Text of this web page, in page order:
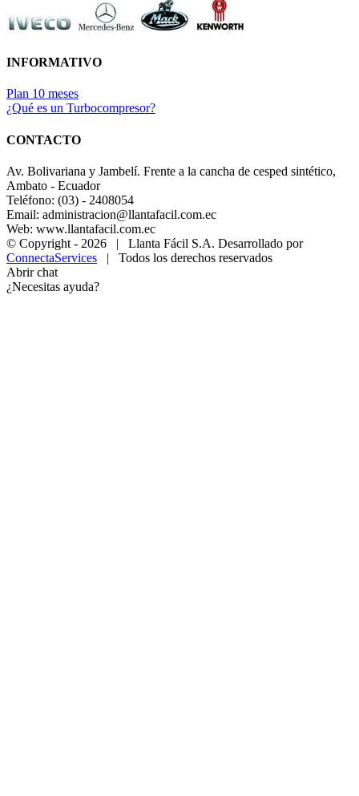
INFORMATIVO
Plan 10 meses
¿Qué es un Turbocompresor?
CONTACTO
Av. Bolivariana y Jambelí. Frente a la cancha de cesped sintético,
Ambato - Ecuador
Teléfono: (03) - 2408054
Email: administracion@llantafacil.com.ec
Web: www.llantafacil.com.ec
© Copyright - 2026 | Llanta Fácil S.A. Desarrollado por
ConnectaServices | Todos los derechos reservados
Abrir chat
¿Necesitas ayuda?